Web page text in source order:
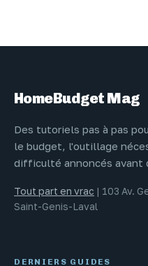
HomeBudget Mag
Des tutoriels pas à pas
le budget, l'outillage
difficulté annoncés avant
Tout part en vrac | 103 Av.
Saint-Genis-Laval
DERNIERS GUIDES